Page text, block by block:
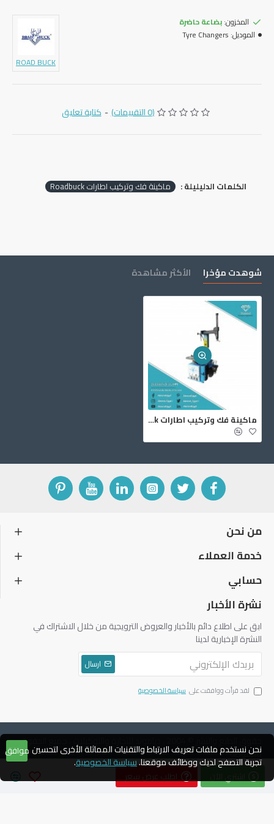
المخزون:بضاعة حاضرة
الموديل: Tyre Changers
ROAD BUCK
(0 التقييمات) - كتابة تعليق
اطلب عرض سعر
الكلمات الدليليلة : ماكينة فك وتركيب اطارات Roadbuck
شوهدت مؤخرا الأكثر مشاهدة
ماكينة فك وتركيب اطارات Roadbuck
من نحن
خدمة العملاء
حسابي
نشرة الأخبار
ابق على اطلاع دائم بالأخبار والعروض الترويجية من خلال الاشتراك في
النشرة الإخبارية لدينا
ارسال
لقد قرأت ووافقت على سياسة الخصوصية
حقوق الطبع والنشر © 2004 ، دياموند للتجارة والتوكيلات ، جميع الحقوق
محفوظة
موافق نحن نستخدم ملفات تعريف الارتباط والتقنيات المماثلة الأخرى لتحسين
تجربة التصفح لديك ووظائف موقعنا.سياسة الخصوصية.